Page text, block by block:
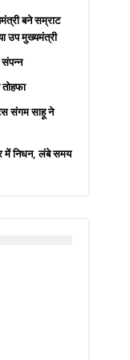
बने सम्राट
उप मुख्यमंत्री
संगम साहू ने
में निधन, लंबे समय